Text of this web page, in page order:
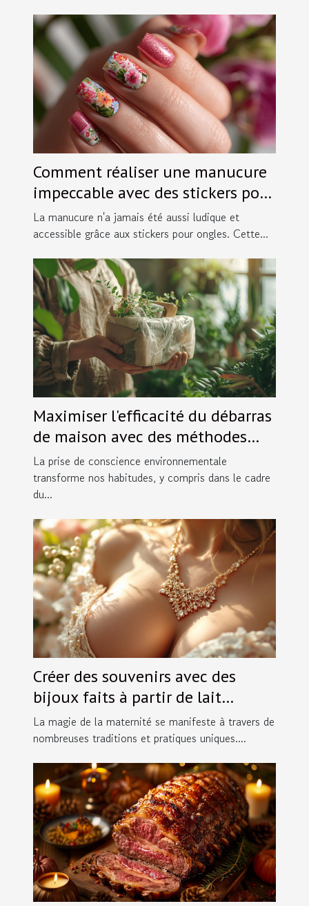
Comment réaliser une manucure
impeccable avec des stickers pour
ongles
La manucure n'a jamais été aussi ludique et
accessible grâce aux stickers pour ongles. Cette...
Maximiser l'efficacité du débarras
de maison avec des méthodes
écologiques
La prise de conscience environnementale
transforme nos habitudes, y compris dans le cadre
du...
Créer des souvenirs avec des
bijoux faits à partir de lait
maternel
La magie de la maternité se manifeste à travers de
nombreuses traditions et pratiques uniques....